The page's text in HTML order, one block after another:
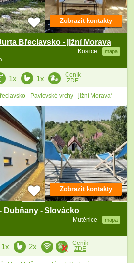
Břeclavsko - jižní Morava
Kostice mapa
Zobrazit kontakty
1x 1x
Ceník
ZDE
- Pavlovské vrchy - jižní Morava“
Dubňany - Slovácko
Mutěnice mapa
Zobrazit kontakty
1x 2x
Ceník
ZDE